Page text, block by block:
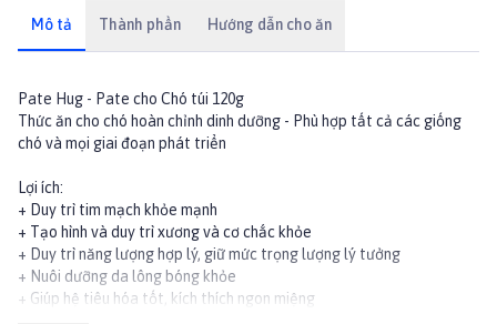
Mô tả Thành phần Hướng dẫn cho ăn
Pate Hug - Pate cho Chó túi 120g
Thức ăn cho chó hoàn chỉnh dinh dưỡng - Phù hợp tất cả các giống
chó và mọi giai đoạn phát triển
Lợi ích:
+ Duy trì tim mạch khỏe mạnh
+ Tạo hình và duy trì xương và cơ chắc khỏe
+ Duy trì năng lượng hợp lý, giữ mức trọng lượng lý tưởng
+ Nuôi dưỡng da lông bóng khỏe
+ Giúp hệ tiêu hóa tốt, kích thích ngon miệng